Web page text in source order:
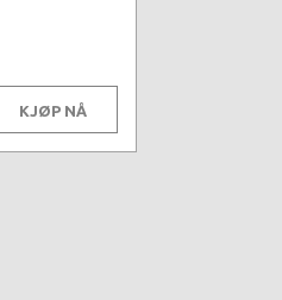
KJØP NÅ